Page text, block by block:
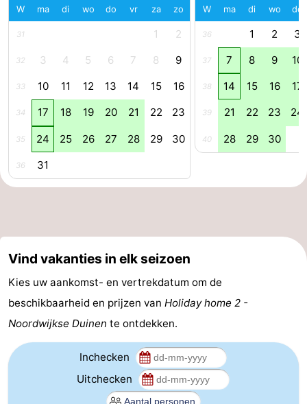
Holland
-
Leiden
Bollenstreek
Natuur
Hollands
Duin
Katwijk
Scheveningen
-
Haag
Rotterdam
-
Contact
W ma di wo do vr za zo
31 1 2
32 3 4 5 6 7 8 9
33 10 11 12 13 14 15 16
34 17 18 19 20 21 22 23
35 24 25 26 27 28 29 30
36 31
W ma di wo do
36 1 2 3
37 7 8 9 10
38 14 15 16 17
39 21 22 23 24
40 28 29 30
Vind vakanties in elk seizoen
Kies uw aankomst- en vertrekdatum om de
beschikbaarheid en prijzen van Holiday home 2 -
Noordwijkse Duinen te ontdekken.
Inchecken
Uitchecken